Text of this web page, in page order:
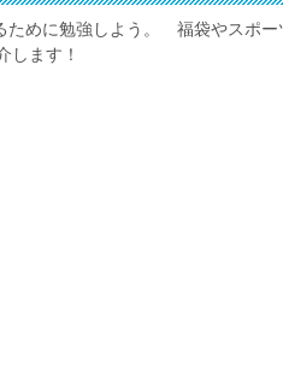
ために勉強しよう。 福袋やスポー
します！